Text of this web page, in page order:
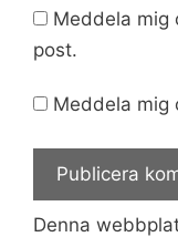
Meddela mig
post.
Meddela mig
Denna